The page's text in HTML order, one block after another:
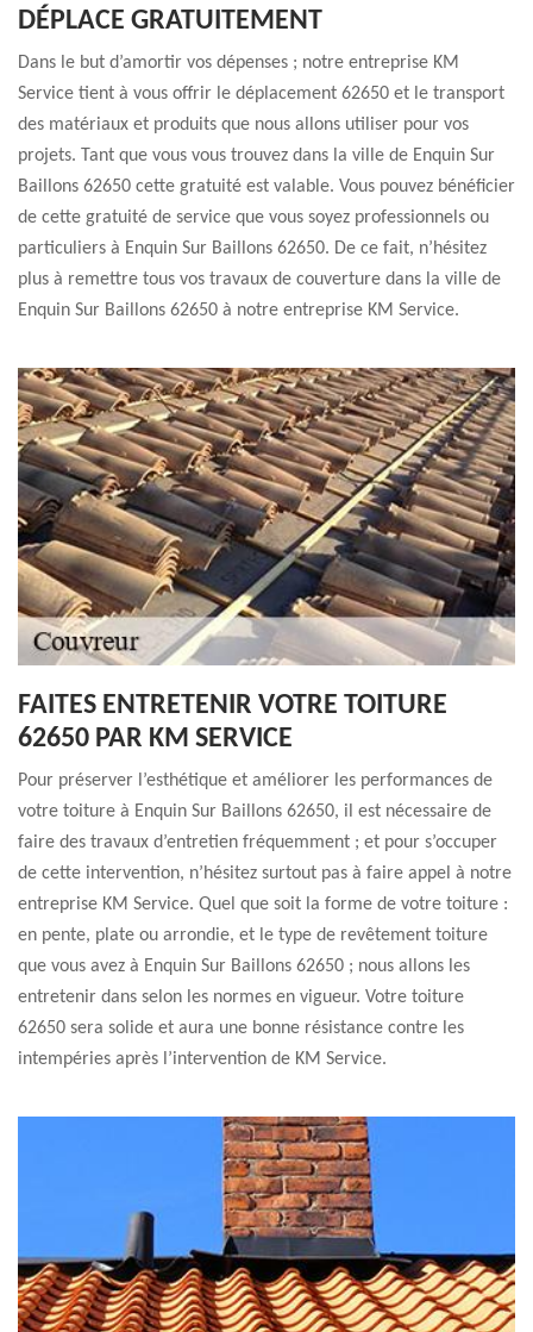
DÉPLACE GRATUITEMENT
Dans le but d’amortir vos dépenses ; notre entreprise KM
Service tient à vous offrir le déplacement 62650 et le transport
des matériaux et produits que nous allons utiliser pour vos
projets. Tant que vous vous trouvez dans la ville de Enquin Sur
Baillons 62650 cette gratuité est valable. Vous pouvez bénéficier
de cette gratuité de service que vous soyez professionnels ou
particuliers à Enquin Sur Baillons 62650. De ce fait, n’hésitez
plus à remettre tous vos travaux de couverture dans la ville de
Enquin Sur Baillons 62650 à notre entreprise KM Service.
FAITES ENTRETENIR VOTRE TOITURE
62650 PAR KM SERVICE
Pour préserver l’esthétique et améliorer les performances de
votre toiture à Enquin Sur Baillons 62650, il est nécessaire de
faire des travaux d’entretien fréquemment ; et pour s’occuper
de cette intervention, n’hésitez surtout pas à faire appel à notre
entreprise KM Service. Quel que soit la forme de votre toiture :
en pente, plate ou arrondie, et le type de revêtement toiture
que vous avez à Enquin Sur Baillons 62650 ; nous allons les
entretenir dans selon les normes en vigueur. Votre toiture
62650 sera solide et aura une bonne résistance contre les
intempéries après l’intervention de KM Service.